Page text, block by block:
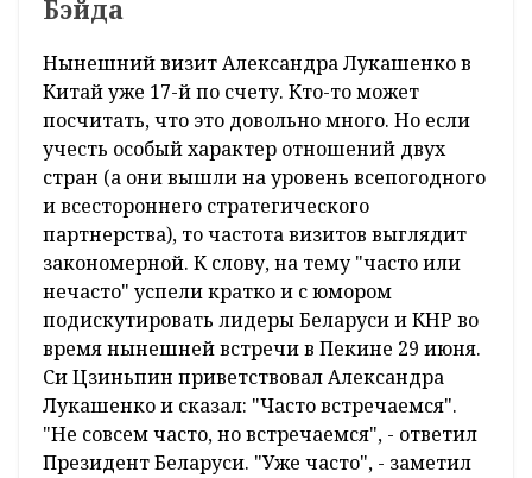
Бэйда
Нынешний визит Александра Лукашенко в
Китай уже 17-й по счету. Кто-то может
посчитать, что это довольно много. Но если
учесть особый характер отношений двух
стран (а они вышли на уровень всепогодного
и всестороннего стратегического
партнерства), то частота визитов выглядит
закономерной. К слову, на тему "часто или
нечасто" успели кратко и с юмором
подискутировать лидеры Беларуси и КНР во
время нынешней встречи в Пекине 29 июня.
Си Цзиньпин приветствовал Александра
Лукашенко и сказал: "Часто встречаемся".
"Не совсем часто, но встречаемся", - ответил
Президент Беларуси. "Уже часто", - заметил